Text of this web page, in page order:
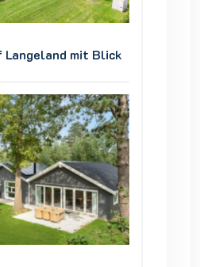
Langeland mit Blick